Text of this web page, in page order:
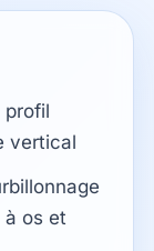
profil
vertical
à os et